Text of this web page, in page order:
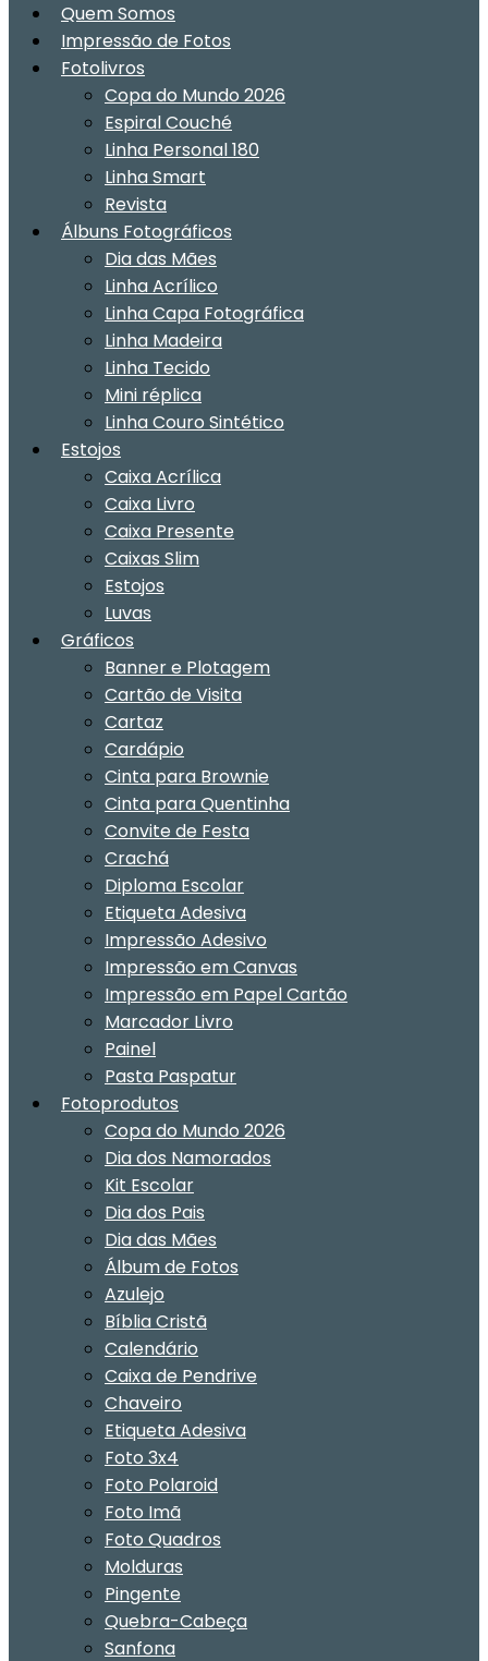
Quem Somos
Impressão de Fotos
Fotolivros
Copa do Mundo 2026
Espiral Couché
Linha Personal 180
Linha Smart
Revista
Álbuns Fotográficos
Dia das Mães
Linha Acrílico
Linha Capa Fotográfica
Linha Madeira
Linha Tecido
Mini réplica
Linha Couro Sintético
Estojos
Caixa Acrílica
Caixa Livro
Caixa Presente
Caixas Slim
Estojos
Luvas
Gráficos
Banner e Plotagem
Cartão de Visita
Cartaz
Cardápio
Cinta para Brownie
Cinta para Quentinha
Convite de Festa
Crachá
Diploma Escolar
Etiqueta Adesiva
Impressão Adesivo
Impressão em Canvas
Impressão em Papel Cartão
Marcador Livro
Painel
Pasta Paspatur
Fotoprodutos
Copa do Mundo 2026
Dia dos Namorados
Kit Escolar
Dia dos Pais
Dia das Mães
Álbum de Fotos
Azulejo
Bíblia Cristã
Calendário
Caixa de Pendrive
Chaveiro
Etiqueta Adesiva
Foto 3x4
Foto Polaroid
Foto Imã
Foto Quadros
Molduras
Pingente
Quebra-Cabeça
Sanfona